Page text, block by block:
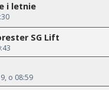
i letnie
SG Lift
o 08:59